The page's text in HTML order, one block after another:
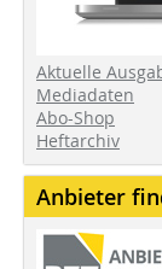
Aktuelle
Mediadaten
Abo-Shop
Heftarchiv
Anbieter